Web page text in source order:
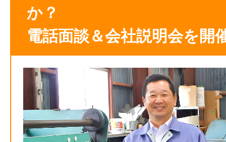
か？
電話面談＆会社説明会を開